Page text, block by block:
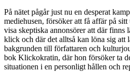
På nätet pågår just nu en desperat
mediehusen, försöker att få affär på
visa skeptiska annonsörer att där finns
klick och där det alltså kan löna sig att
bakgrunden till författaren och
bok Klickokratin, där hon försöker ta
situationen i en personligt hållen och